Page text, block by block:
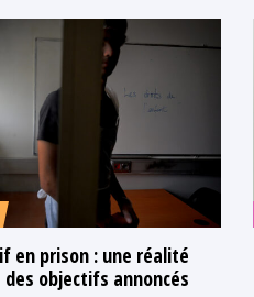
en prison : une réalité
objectifs annoncés